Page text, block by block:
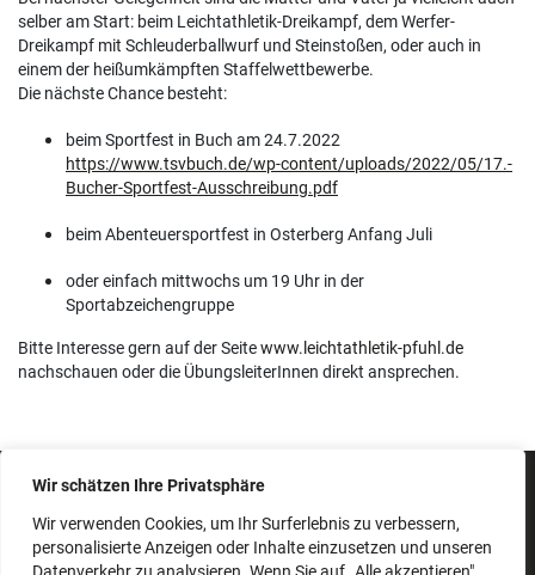
Wir schätzen Ihre Privatsphäre
Wir verwenden Cookies, um Ihr Surferlebnis zu verbessern,
personalisierte Anzeigen oder Inhalte einzusetzen und unseren
selber am Start: beim Leichtathletik-Dreikampf, dem Werfer-
Dreikampf mit Schleuderballwurf und Steinstoßen, oder auch in
einem der heißumkämpften Staffelwettbewerbe.
Die nächste Chance besteht:
beim Sportfest in Buch am 24.7.2022
https://www.tsvbuch.de/wp-content/uploads/2022/05/17.-
Bucher-Sportfest-Ausschreibung.pdf
beim Abenteuersportfest in Osterberg Anfang Juli
oder einfach mittwochs um 19 Uhr in der
Sportabzeichengruppe
Bitte Interesse gern auf der Seitewww.leichtathletik-pfuhl.de
nachschauen oder die ÜbungsleiterInnen direkt ansprechen.
IMPRESSUM
SATZUNG
BEITRAGSORDNUNG